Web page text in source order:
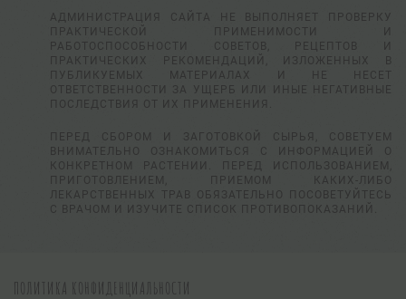
АДМИНИСТРАЦИЯ САЙТА НЕ ВЫПОЛНЯЕТ ПРОВЕРКУ
ПРАКТИЧЕСКОЙ ПРИМЕНИМОСТИ И
РАБОТОСПОСОБНОСТИ СОВЕТОВ, РЕЦЕПТОВ И
ПРАКТИЧЕСКИХ РЕКОМЕНДАЦИЙ, ИЗЛОЖЕННЫХ В
ПУБЛИКУЕМЫХ МАТЕРИАЛАХ И НЕ НЕСЕТ
ОТВЕТСТВЕННОСТИ ЗА УЩЕРБ ИЛИ ИНЫЕ НЕГАТИВНЫЕ
ПОСЛЕДСТВИЯ ОТ ИХ ПРИМЕНЕНИЯ.
ПЕРЕД СБОРОМ И ЗАГОТОВКОЙ СЫРЬЯ, СОВЕТУЕМ
ВНИМАТЕЛЬНО ОЗНАКОМИТЬСЯ С ИНФОРМАЦИЕЙ О
КОНКРЕТНОМ РАСТЕНИИ. ПЕРЕД ИСПОЛЬЗОВАНИЕМ,
ПРИГОТОВЛЕНИЕМ, ПРИЕМОМ КАКИХ-ЛИБО
ЛЕКАРСТВЕННЫХ ТРАВ ОБЯЗАТЕЛЬНО ПОСОВЕТУЙТЕСЬ
С ВРАЧОМ И ИЗУЧИТЕ СПИСОК ПРОТИВОПОКАЗАНИЙ.
ПОЛИТИКА КОНФИДЕНЦИАЛЬНОСТИ